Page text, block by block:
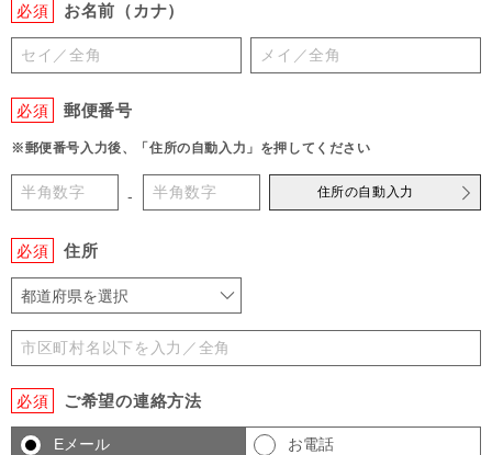
必須 お名前（カナ）
必須 郵便番号
※郵便番号入力後、「住所の自動入力」を押してください
- 住所の自動入力
必須 住所
都道府県を選択
必須 ご希望の連絡方法
Eメール お電話